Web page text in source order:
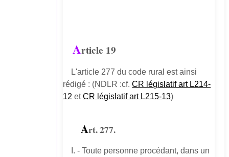
Article 19
L'article 277 du code rural est ainsi
rédigé : (NDLR :cf.CR législatif art L214-
12 etCR législatif art L215-13)
Art. 277.
I. - Toute personne procédant, dans un